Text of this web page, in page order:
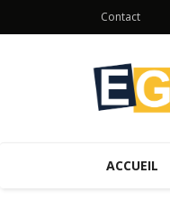
Contact
ACCUEIL